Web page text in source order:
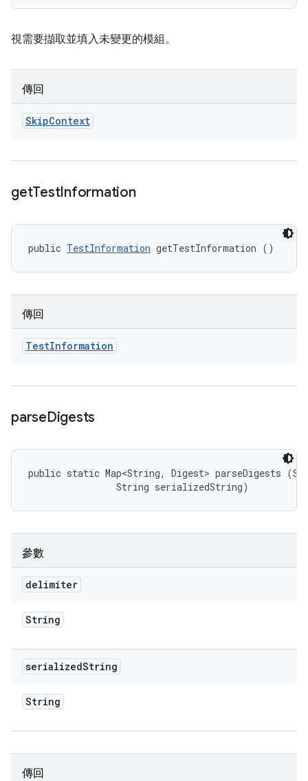
視需要擷取並填入未變更的模組。
傳回
SkipContext
getTestInformation
public TestInformation getTestInformation ()
傳回
TestInformation
parseDigests
public static Map<String, Digest> parseDigests
                String serializedString)
參數
delimiter
String
serializedString
String
傳回